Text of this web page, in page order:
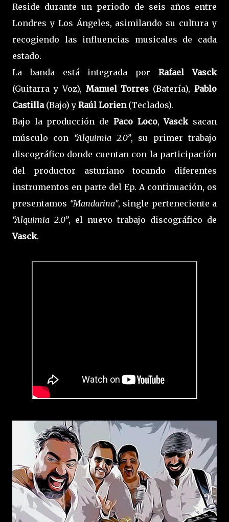
Reside durante un periodo de seis años entre
Londres y Los Ángeles, asimilando su cultura y
recogiendo las influencias musicales de cada
estado.
La banda está integrada porRafael Vasck
(Guitarra y Voz), Manuel Torres (Batería),Pablo
Castilla(Bajo) y Raúl Lorien(Teclados).
Bajo la producción de Paco Loco,Vasck sacan
músculo con “Alquimia 2.0”, su primer trabajo
discográfico donde cuentan con la participación
del productor asturiano tocando diferentes
instrumentos en parte del Ep. A continuación, os
presentamos “Mandarina”, single perteneciente a
“Alquimia 2.0”, el nuevo trabajo discográfico de
Vasck.